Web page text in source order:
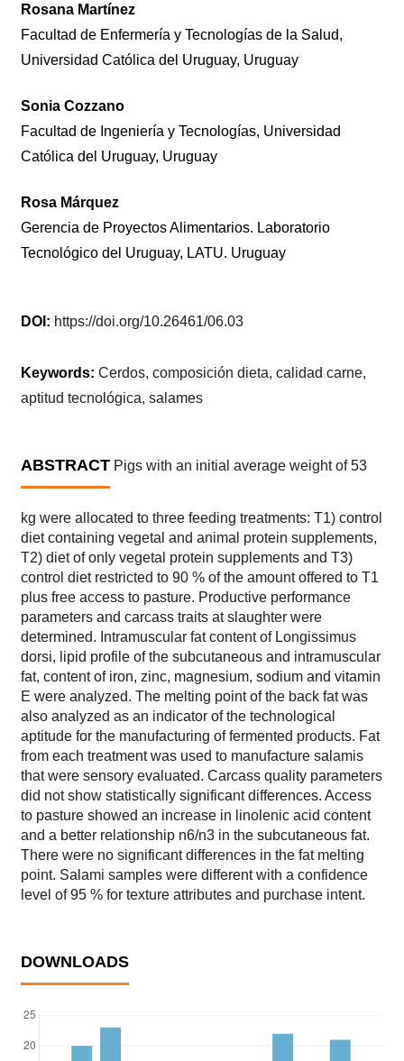
Rosana Martínez
Facultad de Enfermería y Tecnologías de la Salud,
Universidad Católica del Uruguay, Uruguay
Sonia Cozzano
Facultad de Ingeniería y Tecnologías, Universidad
Católica del Uruguay, Uruguay
Rosa Márquez
Gerencia de Proyectos Alimentarios. Laboratorio
Tecnológico del Uruguay, LATU. Uruguay
DOI: https://doi.org/10.26461/06.03
Keywords: Cerdos, composición dieta, calidad carne,
aptitud tecnológica, salames
ABSTRACTPigs with an initial average weight of 53
kg were allocated to three feeding treatments: T1) control
diet containing vegetal and animal protein supplements,
T2) diet of only vegetal protein supplements and T3)
control diet restricted to 90 % of the amount offered to T1
plus free access to pasture. Productive performance
parameters and carcass traits at slaughter were
determined. Intramuscular fat content of Longissimus
dorsi, lipid profile of the subcutaneous and intramuscular
fat, content of iron, zinc, magnesium, sodium and vitamin
E were analyzed. The melting point of the back fat was
also analyzed as an indicator of the technological
aptitude for the manufacturing of fermented products. Fat
from each treatment was used to manufacture salamis
that were sensory evaluated. Carcass quality parameters
did not show statistically significant differences. Access
to pasture showed an increase in linolenic acid content
and a better relationship n6/n3 in the subcutaneous fat.
There were no significant differences in the fat melting
point. Salami samples were different with a confidence
level of 95 % for texture attributes and purchase intent.
DOWNLOADS